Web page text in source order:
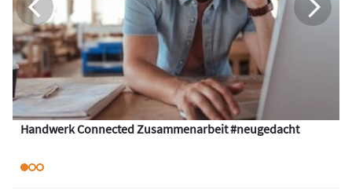
Handwerk Connected Zusammenarbeit #neugedacht